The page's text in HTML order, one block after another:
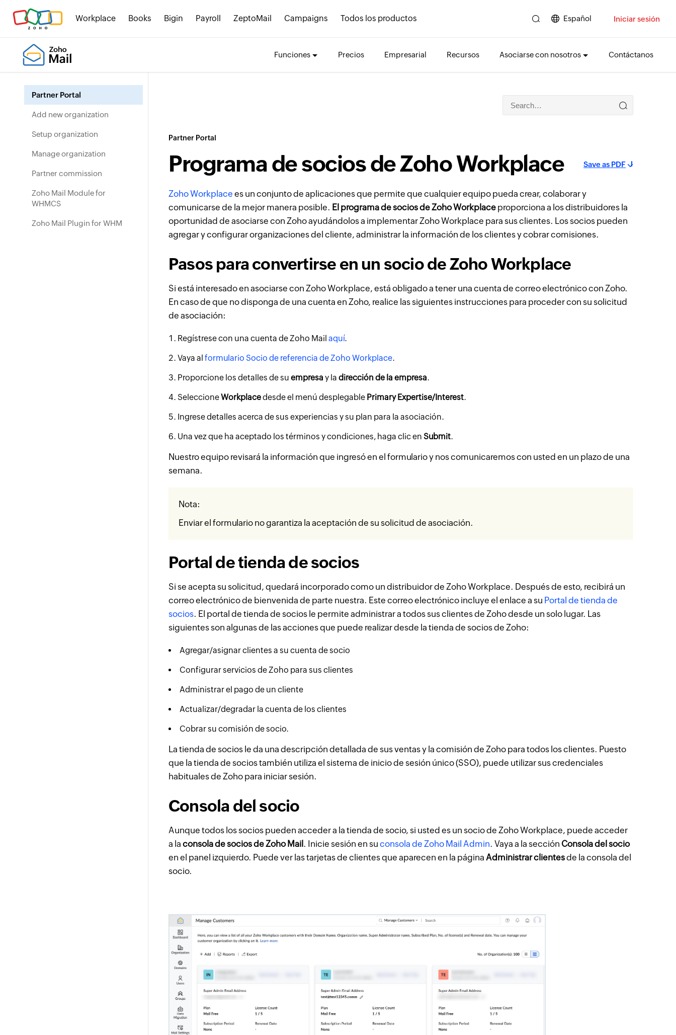
Workplace Books Bigin Payroll ZeptoMail Campaigns Todos los productos Español Iniciar sesión
Funciones Precios Empresarial Recursos Asociarse con nosotros Contáctanos
Partner Portal
Add new organization
Setup organization
Manage organization
Partner commission
Zoho Mail Module for
WHMCS
Zoho Mail Plugin for WHM
Partner Portal
Programa de socios de Zoho Workplace Save as PDF
Zoho Workplace es un conjunto de aplicaciones que permite que cualquier equipo pueda crear, colaborar y
comunicarse de la mejor manera posible. El programa de socios de Zoho Workplace proporciona a los distribuidores la
oportunidad de asociarse con Zoho ayudándolos a implementar Zoho Workplace para sus clientes. Los socios pueden
agregar y configurar organizaciones del cliente, administrar la información de los clientes y cobrar comisiones.
Pasos para convertirse en un socio de Zoho Workplace
Si está interesado en asociarse con Zoho Workplace, está obligado a tener una cuenta de correo electrónico con Zoho.
En caso de que no disponga de una cuenta en Zoho, realice las siguientes instrucciones para proceder con su solicitud
de asociación:
Regístrese con una cuenta de Zoho Mail aquí.
Vaya al formulario Socio de referencia de Zoho Workplace.
Proporcione los detalles de su empresa y la dirección de la empresa.
SeleccioneWorkplacedesde el menú desplegable Primary Expertise/Interest.
Ingrese detalles acerca de sus experiencias y su plan para la asociación.
Una vez que ha aceptado los términos y condiciones, haga clic en Submit.
Nuestro equipo revisará la información que ingresó en el formulario y nos comunicaremos con usted en un plazo de una
semana.
Nota:
Enviar el formulario no garantiza la aceptación de su solicitud de asociación.
Portal de tienda de socios
Si se acepta su solicitud, quedará incorporado como un distribuidor de Zoho Workplace. Después de esto, recibirá un
correo electrónico de bienvenida de parte nuestra. Este correo electrónico incluye el enlace a su Portal de tienda de
socios. El portal de tienda de socios le permite administrar a todos sus clientes de Zoho desde un solo lugar. Las
siguientes son algunas de las acciones que puede realizar desde la tienda de socios de Zoho:
Agregar/asignar clientes a su cuenta de socio
Configurar servicios de Zoho para sus clientes
Administrar el pago de un cliente
Actualizar/degradar la cuenta de los clientes
Cobrar su comisión de socio.
La tienda de socios le da una descripción detallada de sus ventas y la comisión de Zoho para todos los clientes. Puesto
que la tienda de socios también utiliza el sistema de inicio de sesión único (SSO), puede utilizar sus credenciales
habituales de Zoho para iniciar sesión.
Consola del socio
Aunque todos los socios pueden acceder a la tienda de socio, si usted es un socio de Zoho Workplace, puede acceder
a la consola de socios de Zoho Mail . Inicie sesión en su consola de Zoho Mail Admin. Vaya a la sección Consola del socio
en el panel izquierdo. Puede ver las tarjetas de clientes que aparecen en la página Administrar clientesde la consola del
socio.